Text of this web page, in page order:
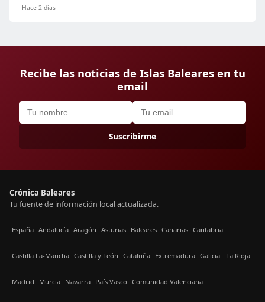
Hace 2 días
Recibe las noticias de Islas Baleares en tu
email
Suscribirme
Crónica Baleares
Tu fuente de información local actualizada.
España Andalucía Aragón Asturias Baleares Canarias Cantabria
Castilla La-Mancha Castilla y León Cataluña Extremadura Galicia La Rioja
Madrid Murcia Navarra País Vasco Comunidad Valenciana